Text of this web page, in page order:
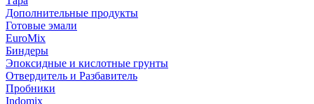
Дополнительные продукты
Готовые эмали
EuroMix
Биндеры
Эпоксидные и кислотные грунты
Отвердитель и Разбавитель
Пробники
Indomix